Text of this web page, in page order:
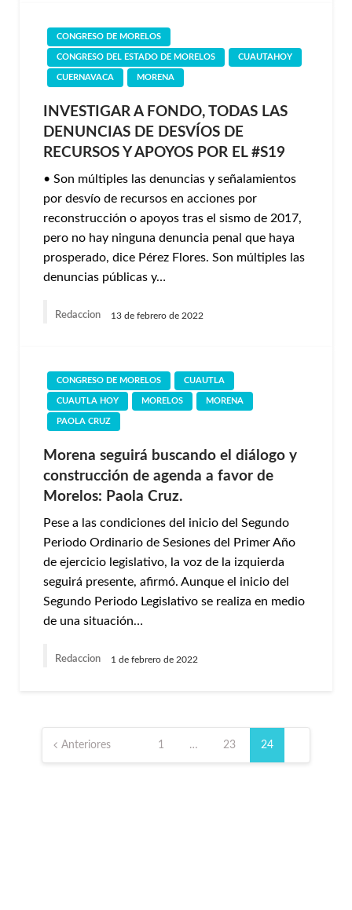
CONGRESO DE MORELOS
CONGRESO DEL ESTADO DE MORELOS CUAUTAHOY
CUERNAVACA MORENA
INVESTIGAR A FONDO, TODAS LAS
DENUNCIAS DE DESVÍOS DE
RECURSOS Y APOYOS POR EL #S19
• Son múltiples las denuncias y señalamientos
por desvío de recursos en acciones por
reconstrucción o apoyos tras el sismo de 2017,
pero no hay ninguna denuncia penal que haya
prosperado, dice Pérez Flores. Son múltiples las
denuncias públicas y…
Redaccion 13 de febrero de 2022
CONGRESO DE MORELOS CUAUTLA
CUAUTLA HOY MORELOS MORENA
PAOLA CRUZ
Morena seguirá buscando el diálogo y
construcción de agenda a favor de
Morelos: Paola Cruz.
Pese a las condiciones del inicio del Segundo
Periodo Ordinario de Sesiones del Primer Año
de ejercicio legislativo, la voz de la izquierda
seguirá presente, afirmó. Aunque el inicio del
Segundo Periodo Legislativo se realiza en medio
de una situación…
Redaccion 1 de febrero de 2022
Paginación
de Anteriores 1 … 23 24